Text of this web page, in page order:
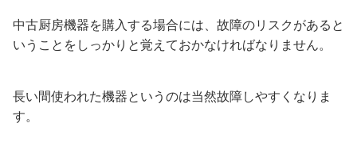
中古厨房機器を購入する場合には、故障のリスクがあると
いうことをしっかりと覚えておかなければなりません。
長い間使われた機器というのは当然故障しやすくなりま
す。